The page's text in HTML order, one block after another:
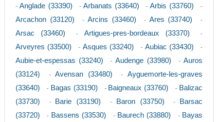
-Anglade (33390) -Arbanats (33640) -Arbis (33760) -
Arcachon (33120) - Arcins (33460) - Ares (33740) -
Arsac (33460) - Artigues-pres-bordeaux (33370) -
Arveyres (33500) - Asques (33240) - Aubiac (33430) -
Aubie-et-espessas (33240) - Audenge (33980) -Auros
(33124)
-Avensan (33480) -Ayguemorte-les-graves
(33640)
- Bagas (33190) - Baigneaux (33760) - Balizac
(33730)
- Barie (33190) - Baron (33750) -
Barsac
(33720)
- Bassens (33530) - Baurech (33880) - Bayas